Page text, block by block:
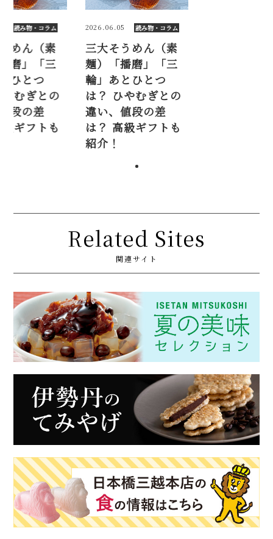
読み物・コラム
めん（素
磨」「三
ひとつ
むぎとの
段の差
ギフトも
2026.06.05 読み物・コラム
三大そうめん（素
麺）「播磨」「三
輪」あとひとつ
は？ ひやむぎとの
違い、値段の差
は？ 高級ギフトも
紹介！
Related Sites
関連サイト